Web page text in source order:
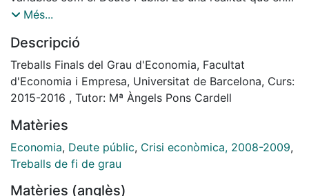
l’època expansiva prèvia no es va tenir cura en
s’està veient com el nostre país té problemes per
retornar el Deute, degut als seus nivells elevats, que
superen fins i tot el Producte Interior Brut espanyol. En
aquest treball s’analitzarà, des d’un punt de vista
dels títols de renda fixa que emet el Tresor Públic,
afegint-hi exemples. A més, des d’un punt de vista
econòmic, s’analitzaran també altres variables
Més...
Descripció
Treballs Finals del Grau d'Economia, Facultat
d'Economia i Empresa, Universitat de Barcelona, Curs:
2015-2016 , Tutor: Mª Àngels Pons Cardell
Matèries
Economia, Deute públic, Crisi econòmica, 2008-2009,
Treballs de fi de grau
Matèries (anglès)